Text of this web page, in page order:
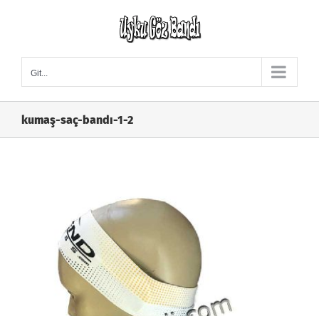
Git...
kumaş-saç-bandı-1-2